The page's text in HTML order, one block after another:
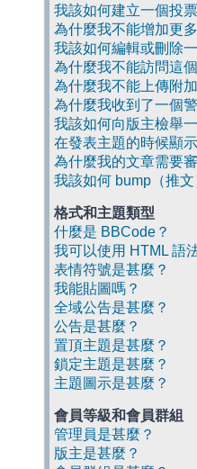
我該如何建立一個投
為什麼我不能增加更
我該如何編輯或刪除
為什麼我不能訪問這
為什麼我不能上傳附
為什麼我收到了一個
我該如何向版主檢舉
在發表主題的時候顯
為什麼我的文章需要
我該如何 bump（推
格式和主題類型
什麼是 BBCode？
我可以使用 HTML 語
表情符號是甚麼？
我能貼圖嗎？
全域公告是甚麼？
公告是甚麼？
置頂主題是甚麼？
鎖定主題是甚麼？
主題圖示是甚麼？
會員等級和會員群組
管理員是甚麼？
版主是甚麼？